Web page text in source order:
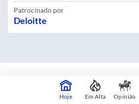
Patrocinado por
Deloitte
Mapas interativos
Hoje Em Alta Opinião